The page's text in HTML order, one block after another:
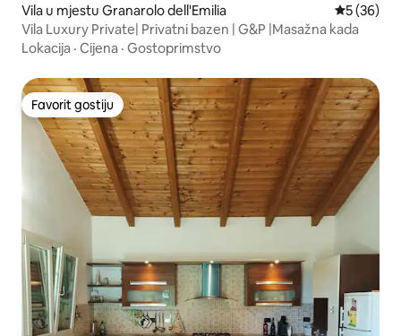
Vila u mjestu Granarolo dell'Emilia Prosječna
5 (36)
Vila Luxury Private| Privatni bazen | G&P |Masažna kada
Lokacija · Cijena · Gostoprimstvo
Favorit gostiju
Favorit gostiju